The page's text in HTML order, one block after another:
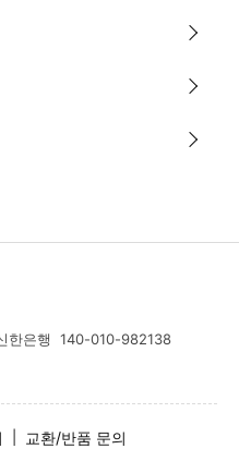
한은행 140-010-982138
교환/반품 문의